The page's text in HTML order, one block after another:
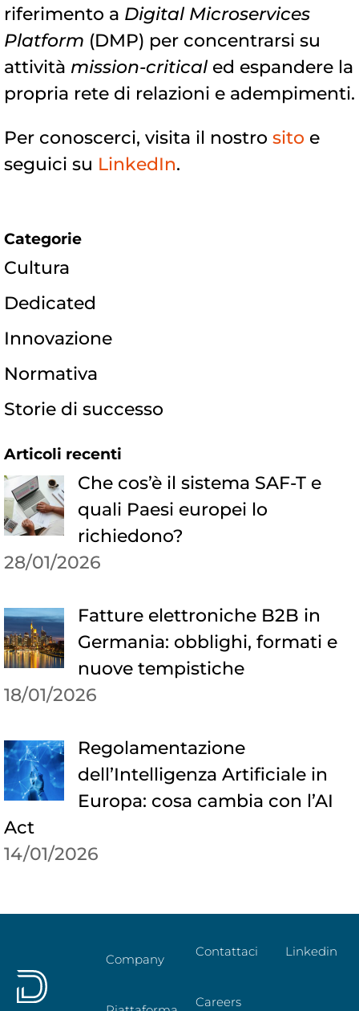
riferimento a Digital Microservices
Platform (DMP) per concentrarsi su
attività mission-critical ed espandere la
propria rete di relazioni e adempimenti.
Per conoscerci, visita il nostro sito e
seguici su LinkedIn.
Categorie
Cultura
Dedicated
Innovazione
Normativa
Storie di successo
Articoli recenti
Che cos’è il sistema SAF-T e
quali Paesi europei lo
richiedono?
28/01/2026
Fatture elettroniche B2B in
Germania: obblighi, formati e
nuove tempistiche
18/01/2026
Regolamentazione
dell’Intelligenza Artificiale in
Europa: cosa cambia con l’AI
Act
14/01/2026
Company
Contattaci
Careers
Linkedin